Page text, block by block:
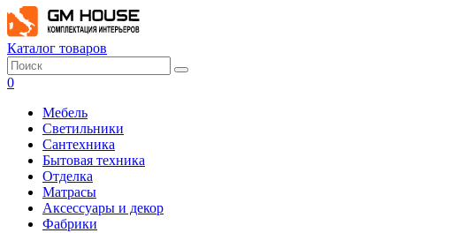
Каталог товаров
0
Мебель
Светильники
Сантехника
Бытовая техника
Отделка
Матрасы
Аксессуары и декор
Фабрики